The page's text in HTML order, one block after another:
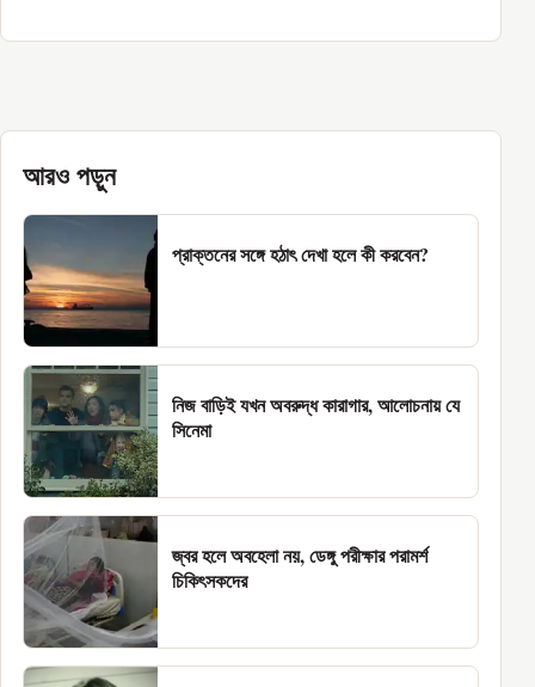
আরও পড়ুন
প্রাক্তনের সঙ্গে হঠাৎ দেখা হলে কী করবেন?
নিজ বাড়িই যখন অবরুদ্ধ কারাগার, আলোচনায় যে
সিনেমা
জ্বর হলে অবহেলা নয়, ডেঙ্গু পরীক্ষার পরামর্শ
চিকিৎসকদের